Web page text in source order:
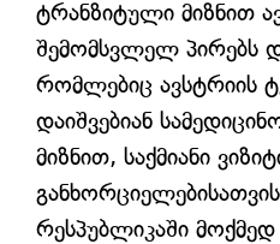
ტრანზიტული მიზნით
შემომსვლელ პირებს
რომლებიც ავსტრიის
დაიშვებიან
მიზნით, საქმიანი
რესპუბლიკაში